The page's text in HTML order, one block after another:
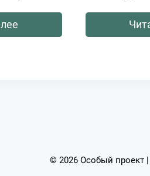
© 2026 Особый проект